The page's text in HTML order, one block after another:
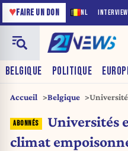
NL
♥FAIRE UN DON
BELGIQUE POLITIQUE
Accueil Belgique
Universités
climat